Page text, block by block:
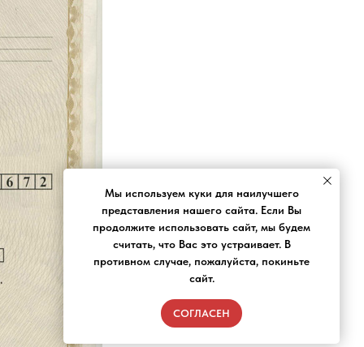
Мы используем куки для наилучшего
представления нашего сайта. Если Вы
продолжите использовать сайт, мы будем
считать, что Вас это устраивает. В
противном случае, пожалуйста, покиньте
сайт.
СОГЛАСЕН